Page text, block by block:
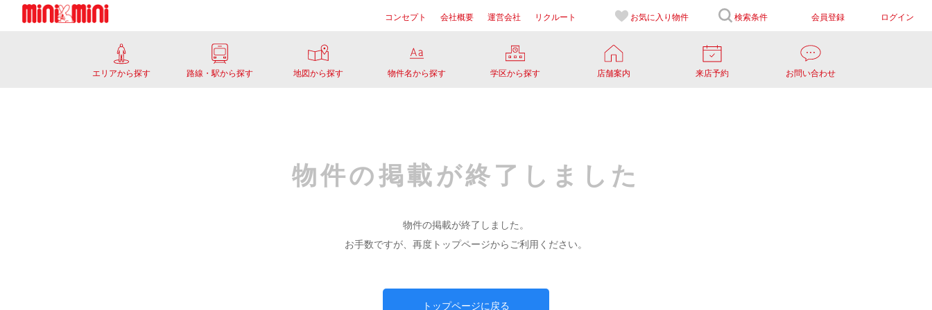
コンセプト 会社概要 運営会社 リクルート お気に入り 物件 検索条件 会員登録 ログイン
エリアから探す 路線・駅から探す 地図から探す 物件名から探す 学区から探す 店舗案内 来店予約 お問い合わせ
物件の掲載が終了しました
物件の掲載が終了しました。
お手数ですが、再度トップページからご利用ください。
トップページに戻る